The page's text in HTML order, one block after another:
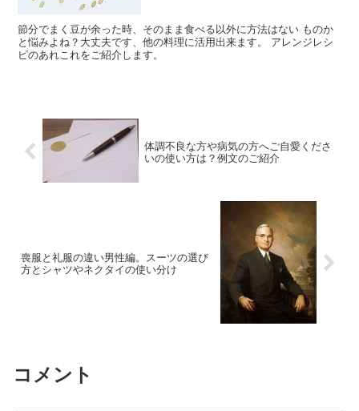
節分でまく豆が余った時、そのまま食べる以外に方法はない ものか
と悩みよね？大丈夫です、他の料理に活用出来ます。 アレンジレシ
ピのあれこれをご紹介します。
体調不良な方や病気の方へご自愛くださ
いの使い方は？例文のご紹介
喪服と礼服の違い男性編。スーツの選び
方とシャツやネクタイの使い分け
コメント